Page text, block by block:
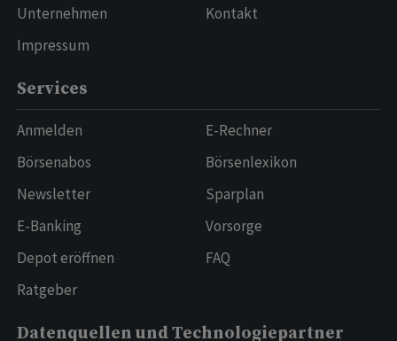
Unternehmen
Impressum
Kontakt
Services
Anmelden
Börsenabos
Newsletter
E-Banking
Depot eröffnen
Ratgeber
E-Rechner
Börsenlexikon
Sparplan
Vorsorge
FAQ
Datenquellen und Technologiepartner